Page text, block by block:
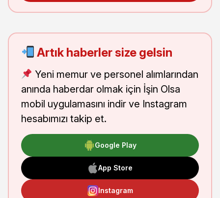
Artık haberler size gelsin
Yeni memur ve personel alımlarından
anında haberdar olmak için İşin Olsa
mobil uygulamasını indir ve Instagram
hesabımızı takip et.
Google Play
App Store
Instagram